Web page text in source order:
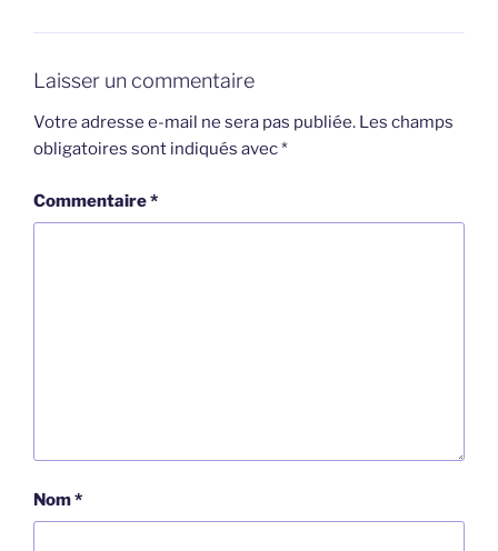
Laisser un commentaire
Votre adresse e-mail ne sera pas publiée. Les champs
obligatoires sont indiqués avec*
Commentaire*
Nom*